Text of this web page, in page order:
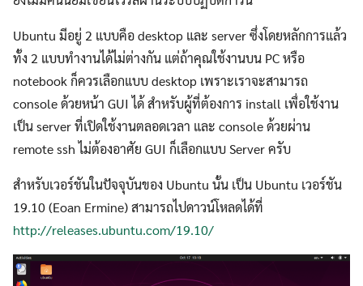
Search
Ubuntu มีอยู่ 2 แบบคือ desktop และ server ซึ่งโดยหลักการแล้ว
ทั้ง 2 แบบทำงานได้ไม่ต่างกัน แต่ถ้าคุณใช้งานบน PC หรือ
notebook ก็ควรเลือกแบบ desktop เพราะเราจะสามารถ
console ด้วยหน้า GUI ได้ สำหรับผู้ที่ต้องการ install เพื่อใช้งาน
เป็น server ที่เปิดใช้งานตลอดเวลา และ console ด้วยผ่าน
remote ssh ไม่ต้องอาศัย GUI ก็เลือกแบบ Server ครับ
สำหรับเวอร์ชันในปัจจุบันของ Ubuntu นั้น เป็น Ubuntu เวอร์ชัน
19.10 (Eoan Ermine) สามารถไปดาวน์โหลดได้ที่
http://releases.ubuntu.com/19.10/